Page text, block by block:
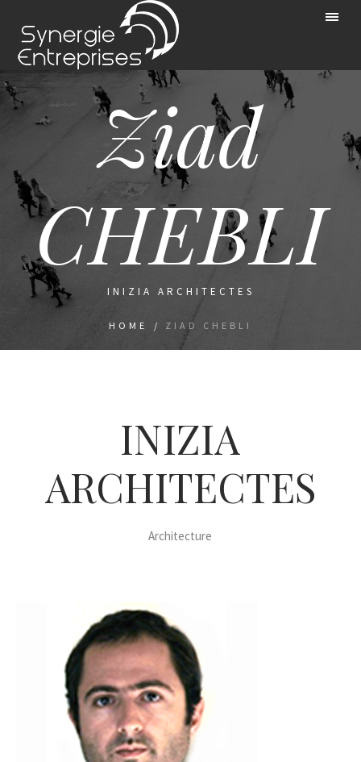
Ziad
CHEBLI
INIZIA ARCHITECTES
HOME / ZIAD CHEBLI
INIZIA
ARCHITECTES
Architecture